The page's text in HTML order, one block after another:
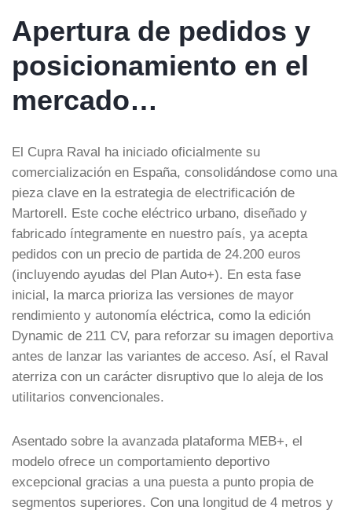
Apertura de pedidos y
posicionamiento en el
mercado…
El Cupra Raval ha iniciado oficialmente su
comercialización en España, consolidándose como una
pieza clave en la estrategia de electrificación de
Martorell. Este coche eléctrico urbano, diseñado y
fabricado íntegramente en nuestro país, ya acepta
pedidos con un precio de partida de 24.200 euros
(incluyendo ayudas del Plan Auto+). En esta fase
inicial, la marca prioriza las versiones de mayor
rendimiento y autonomía eléctrica, como la edición
Dynamic de 211 CV, para reforzar su imagen deportiva
antes de lanzar las variantes de acceso. Así, el Raval
aterriza con un carácter disruptivo que lo aleja de los
utilitarios convencionales.
Asentado sobre la avanzada plataforma MEB+, el
modelo ofrece un comportamiento deportivo
excepcional gracias a una puesta a punto propia de
segmentos superiores. Con una longitud de 4 metros y